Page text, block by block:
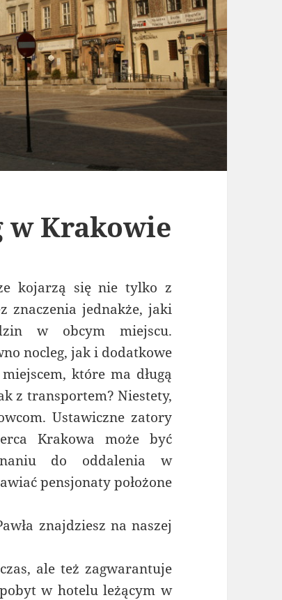
w Krakowie
kojarzą się nie tylko z
znaczenia jednakże, jaki
w obcym miejscu.
nocleg, jak i dodatkowe
które ma długą
z transportem? Niestety,
Ustawiczne zatory
Krakowa może być
do oddalenia w
pensjonaty położone
znajdziesz na naszej
ale też zagwarantuje
w hotelu leżącym w